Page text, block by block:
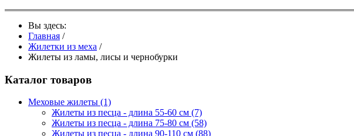
Вы здесь:
Главная /
Жилетки из меха /
Жилеты из ламы, лисы и чернобурки
Каталог товаров
Меховые жилеты (1)
Жилеты из песца - длина 55-60 см (7)
Жилеты из песца - длина 75-80 см (58)
Жилеты из песца - длина 90-110 см (88)